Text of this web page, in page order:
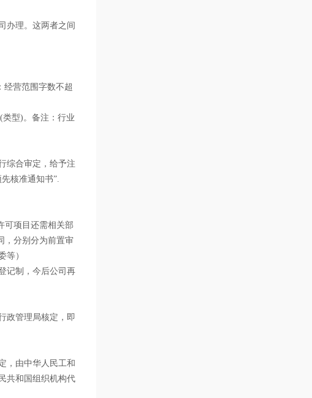
办理。这两者之间
营范围字数不超
型)。备注：行业
综合审定，给予注
核准通知书”.
项目还需相关部
，分别分为前置审
等）
记制，今后公司再
政管理局核定，即
，由中华人民工和
共和国组织机构代